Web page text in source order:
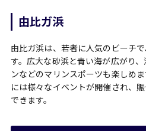
由比ガ浜
由比ガ浜は、若者に人気のビーチ
す。広大な砂浜と青い海が広がり
ンなどのマリンスポーツも楽しめ
には様々なイベントが開催され、
できます。